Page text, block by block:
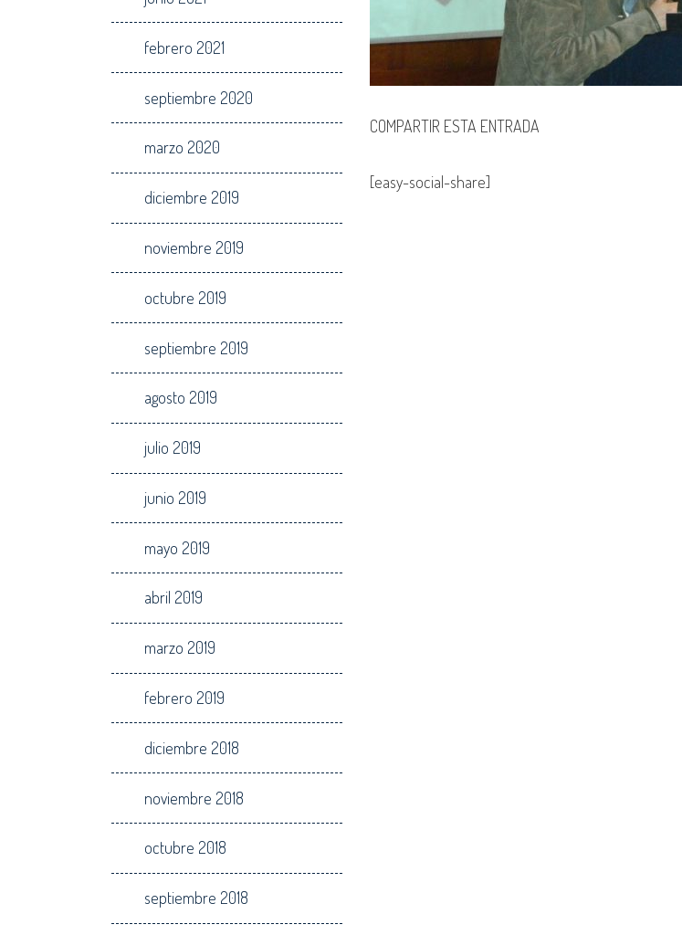
febrero 2021
septiembre 2020
marzo 2020
diciembre 2019
noviembre 2019
octubre 2019
septiembre 2019
agosto 2019
julio 2019
junio 2019
mayo 2019
abril 2019
marzo 2019
febrero 2019
diciembre 2018
noviembre 2018
octubre 2018
septiembre 2018
COMPARTIR ESTA ENTRADA
[easy-social-share]